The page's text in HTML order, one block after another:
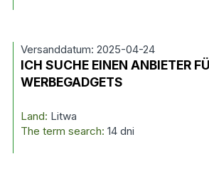
Versanddatum: 2025-04-24
ICH SUCHE EINEN ANBIETER
WERBEGADGETS
Land: Litwa
The term search: 14 dni